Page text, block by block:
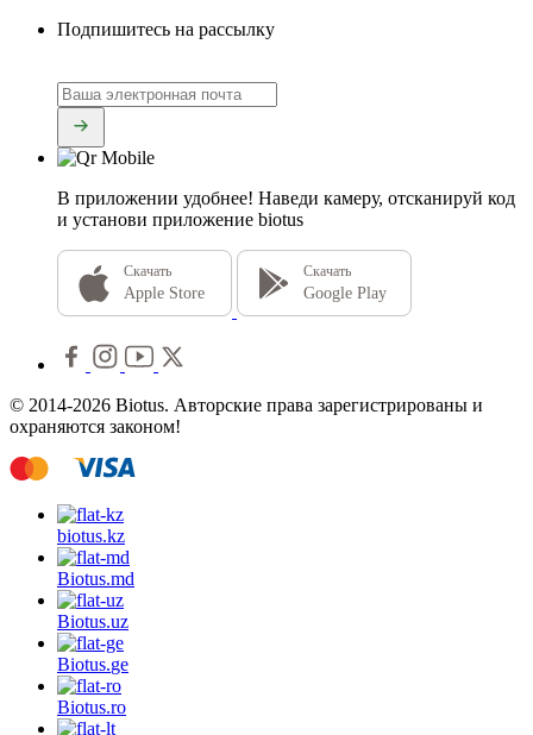
Подпишитесь на рассылку
В приложении удобнее! Наведи камеру, отсканируй код
и установи приложение biotus
Скачать
Apple Store
Скачать
Google Play
© 2014-2026 Biotus. Авторские права зарегистрированы и
охраняются законом!
biotus.kz
Biotus.md
Biotus.uz
Biotus.ge
Biotus.ro